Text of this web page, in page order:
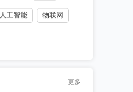
人工智能 物联网
更多